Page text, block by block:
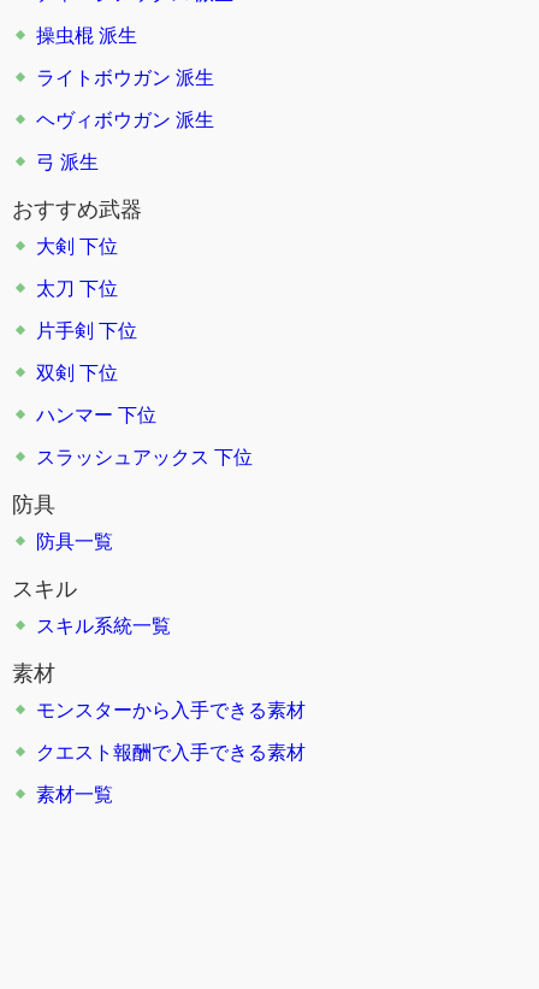
操虫棍 派生
ライトボウガン 派生
ヘヴィボウガン 派生
弓 派生
おすすめ武器
大剣 下位
太刀 下位
片手剣 下位
双剣 下位
ハンマー 下位
スラッシュアックス 下位
防具
防具一覧
スキル
スキル系統一覧
素材
モンスターから入手できる素材
クエスト報酬で入手できる素材
素材一覧